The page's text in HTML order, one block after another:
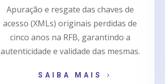
Apuração e resgate das chaves de
acesso (XMLs) originais perdidas de
cinco anos na RFB, garantindo a
autenticidade e validade das mesmas.
SAIBA MAIS